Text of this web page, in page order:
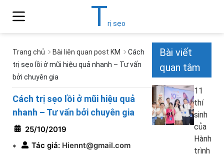
Trị sẹo
Trang chủ Bài liên quan post KM
Cách
trị sẹo lồi ở mũi hiệu quả nhanh – Tư vấn
bởi chuyên gia
Cách trị sẹo lồi ở mũi hiệu quả
nhanh – Tư vấn bởi chuyên gia
25/10/2019
*
Tác giả: Hiennt@gmail.com
Bài viết
quan tâm
11
thí
sinh
của
Hành
trình